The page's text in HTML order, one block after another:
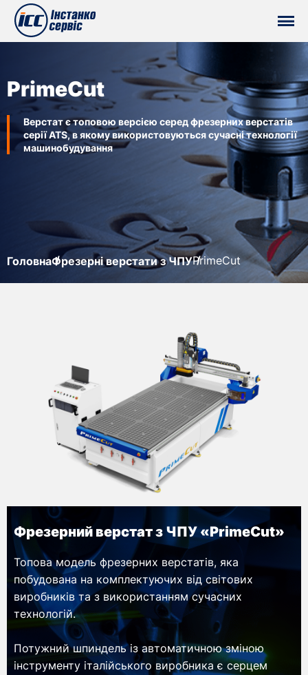
PrimeCut
Верстат є топовою версією серед фрезерних верстатів
серії ATS, в якому використовуються сучасні технології
машинобудування
ГоловнаФрезерні верстати з ЧПУPrimeCut
Фрезерний верстат з ЧПУ «PrimeCut»
Топова модель фрезерних верстатів, яка
побудована на комплектуючих від світових
виробників та з використанням сучасних
технологій.
Потужний шпиндель із автоматичною зміною
інструменту італійського виробника є серцем